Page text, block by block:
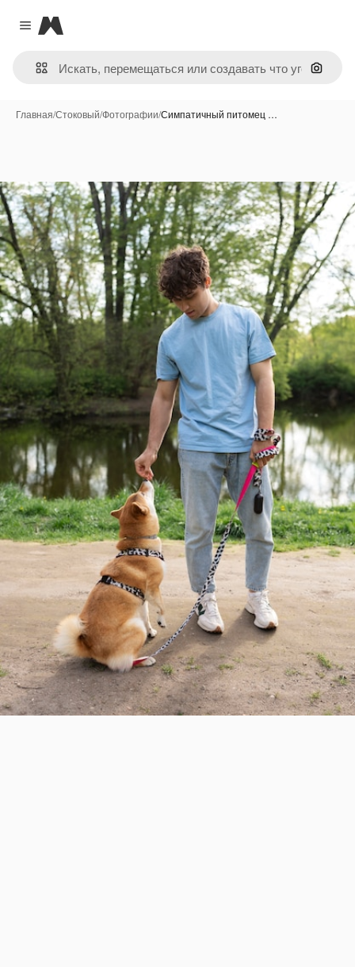
Close menu
Magnific
Поиск
Главная/Стоковый/Фотографии/Симпатичный питомец …